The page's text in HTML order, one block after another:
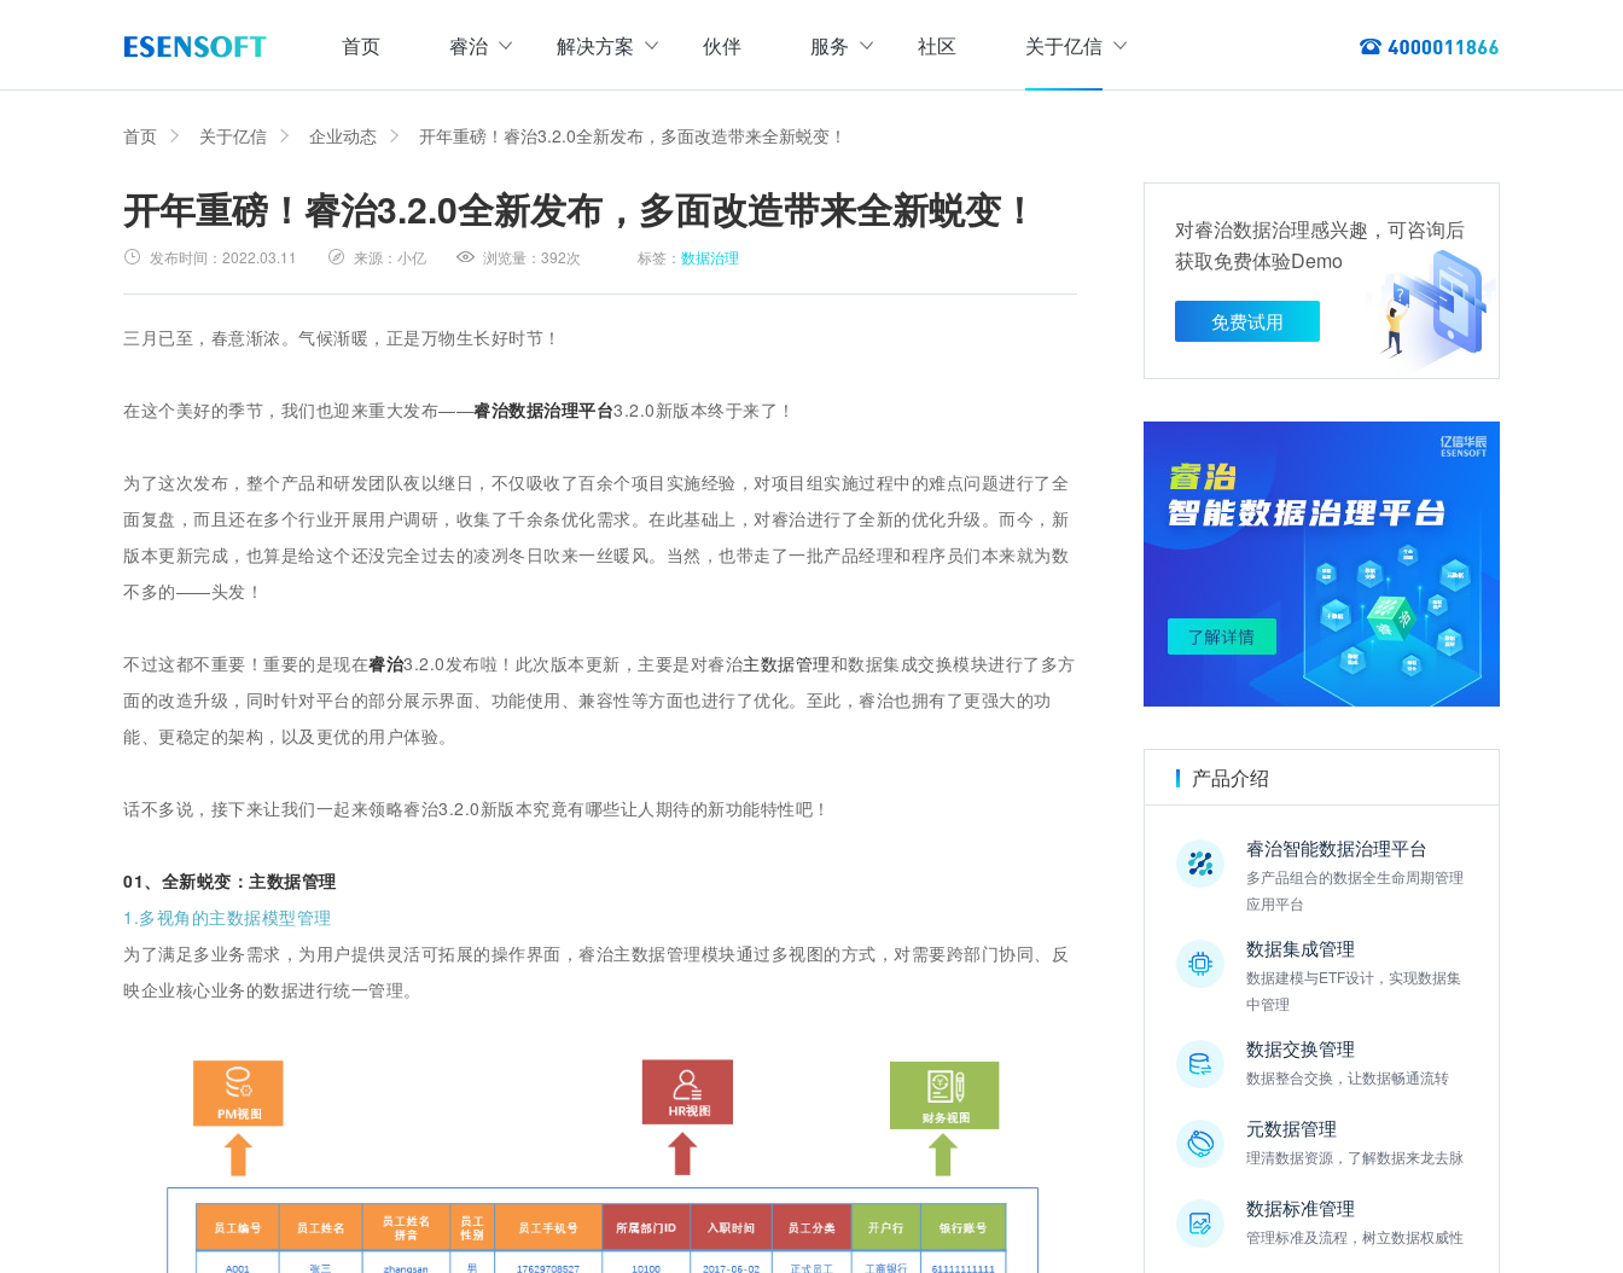
首页 睿治
睿治智能数据治理平台
数据采集
数据集成管理
数据建模与ETF设计，实现数据集中
数据整合交换，让数据畅通流转
数据存储
实时计算存储
企业级实时大数据管理，支撑实时决
数据管理
理清数据资源，了解数据来龙去脉
主数据管理
集中统一管理，构建企业黄金数据
数据服务
数据资产管理
提供各类数据应用服务，实现资产价
值最大化
解决方案
数据治理全域解决方案
大数据治理方案
从采、存、管、用四大方面构建数据治理体系，实现数字化经营
大数据资产管理方案
集数据集成、数据治理、资产规划开发、资产运营等场景应用于一体
主数据全生命周期管理，保障主数据一致性、权威性、共享性，提高企业运营效率
数据标准化及质量管控方案
数据资产盘点方案
以元数据管理摸清家底，以资产编目盘点数据资产，提供数据服务
指标体系建设方案
面向业务和技术提供指标管理指标分析等服务的指标统一管理平台
仓湖一体化数据中心建设方案
涵盖数据存储、数据集成、数据交换、数据共享等方面，为企业用户提供云原生仓湖一
体解决方案
伙伴 服务
直播活动
社区 关于亿信
首页 关于亿信 企业动态 开年重磅！睿治3.2.0全新发布，多面改造带来全新蜕变！
开年重磅！睿治3.2.0全新发布，多面改造带来全新蜕变！
发布时间： 2022.03.11 来源： 小亿 浏览量： 392次 标签： 数据治理
三月已至，春意渐浓。气候渐暖，正是万物生长好时节！
在这个美好的季节，我们也迎来重大发布——睿治数据治理平台3.2.0新版本终于来了！
为了这次发布，整个产品和研发团队夜以继日，不仅吸收了百余个项目实施经验，对项目组实施过程中的难点问题进行了全
面复盘，而且还在多个行业开展用户调研，收集了千余条优化需求。在此基础上，对睿治进行了全新的优化升级。而今，新
版本更新完成，也算是给这个还没完全过去的凌冽冬日吹来一丝暖风。当然，也带走了一批产品经理和程序员们本来就为数
不多的——头发！
不过这都不重要！重要的是现在睿治3.2.0发布啦！此次版本更新，主要是对睿治主数据管理和数据集成交换模块进行了多方
面的改造升级，同时针对平台的部分展示界面、功能使用、兼容性等方面也进行了优化。至此，睿治也拥有了更强大的功
能、更稳定的架构，以及更优的用户体验。
话不多说，接下来让我们一起来领略睿治3.2.0新版本究竟有哪些让人期待的新功能特性吧！
01、全新蜕变：主数据管理
1.多视角的主数据模型管理
为了满足多业务需求，为用户提供灵活可拓展的操作界面，睿治主数据管理模块通过多视图的方式，对需要跨部门协同、反
映企业核心业务的数据进行统一管理。
对睿治数据治理感兴趣，可咨询后
获取免费体验Demo
免费试用
产品介绍
睿治智能数据治理平台
多产品组合的数据全生命周期管理
应用平台
数据集成管理
数据建模与ETF设计，实现数据集
中管理
数据交换管理
数据整合交换，让数据畅通流转
元数据管理
理清数据资源，了解数据来龙去脉
数据标准管理
管理标准及流程，树立数据权威性